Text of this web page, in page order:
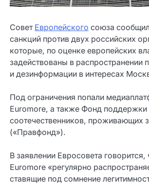
Совет Европейского союза
санкций против двух российских
которые, по оценке европейских
задействованы в распространении
и дезинформации в интересах
Под ограничения попали
Euromore, а также Фонд поддержки
соотечественников, проживающих
(«Правфонд»).
В заявлении Евросовета
Euromore «регулярно
ставящие под сомнение